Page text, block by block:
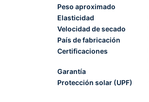
Peso aproximado
Elasticidad
Velocidad de secado
País de fabricación
Certificaciones
Garantía
Protección solar (UPF)